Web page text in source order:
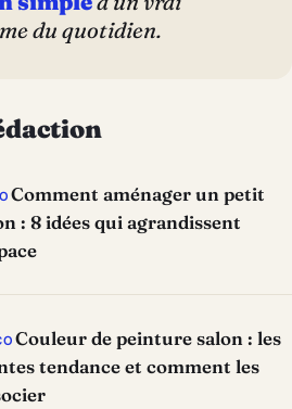
du quotidien.
Comment aménager un petit
: 8 idées qui agrandissent
Couleur de peinture salon : les
tendance et comment les